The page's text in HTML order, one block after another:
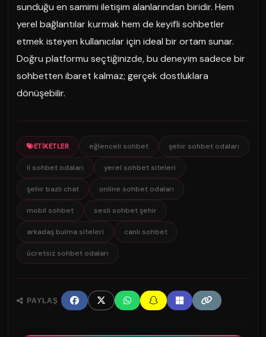
sunduğu en samimi iletişim alanlarından biridir. Hem
yerel bağlantılar kurmak hem de keyifli sohbetler
etmek isteyen kullanıcılar için ideal bir ortam sunar.
Doğru platformu seçtiğinizde, bu deneyim sadece bir
sohbetten ibaret kalmaz; gerçek dostluklara
dönüşebilir.
ETIKETLER eğlenceli sohbet şehir sohbet odaları
il sohbet odaları yerel sohbet siteleri
şehir bazlı chat online sohbet odaları
mobil sohbet sesli sohbet şehir
arkadaş bulma siteleri canlı sohbet
ücretsiz sohbet odaları
PAYLAŞ